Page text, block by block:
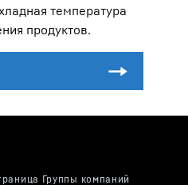
температура
продуктов.